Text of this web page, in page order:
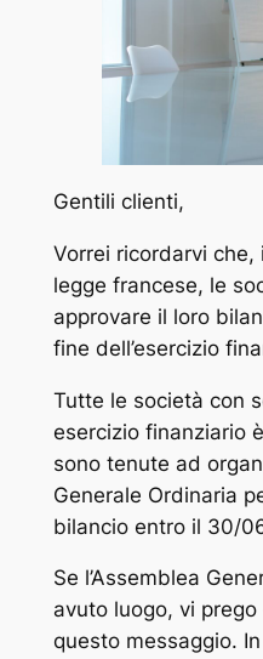
Gentili clienti,
Vorrei ricordarvi
legge francese, le
approvare il loro
fine dell’esercizio
Tutte le società con
esercizio finanziario
sono tenute ad
Generale Ordinaria
bilancio entro il 30/
Se l’Assemblea
avuto luogo, vi
questo messaggio.